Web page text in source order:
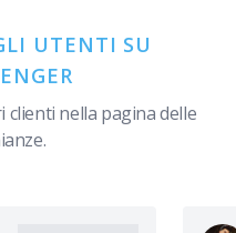
UTENTI SU
nella pagina delle